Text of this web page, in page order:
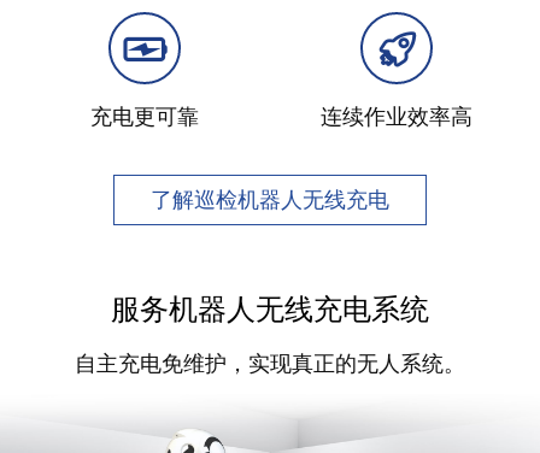
充电更可靠 连续作业效率高
了解巡检机器人无线充电
服务机器人无线充电系统
自主充电免维护，实现真正的无人系统。